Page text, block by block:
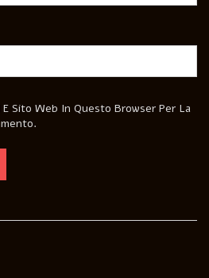
Sito Web In Questo Browser Per La